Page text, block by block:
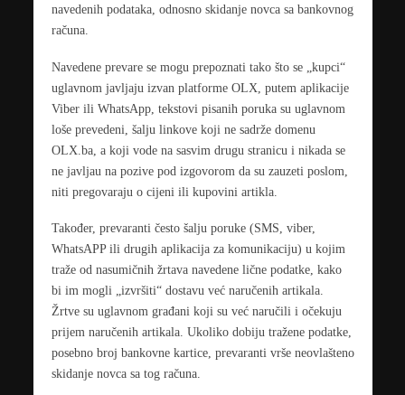
navedenih podataka, odnosno skidanje novca sa bankovnog
računa.
Navedene prevare se mogu prepoznati tako što se „kupci“
uglavnom javljaju izvan platforme OLX, putem aplikacije
Viber ili WhatsApp, tekstovi pisanih poruka su uglavnom
loše prevedeni, šalju linkove koji ne sadrže domenu
OLX.ba, a koji vode na sasvim drugu stranicu i nikada se
ne javljau na pozive pod izgovorom da su zauzeti poslom,
niti pregovaraju o cijeni ili kupovini artikla.
Također, prevaranti često šalju poruke (SMS, viber,
WhatsAPP ili drugih aplikacija za komunikaciju) u kojim
traže od nasumičnih žrtava navedene lične podatke, kako
bi im mogli „izvršiti“ dostavu već naručenih artikala.
Žrtve su uglavnom građani koji su već naručili i očekuju
prijem naručenih artikala. Ukoliko dobiju tražene podatke,
posebno broj bankovne kartice, prevaranti vrše neovlašteno
skidanje novca sa tog računa.